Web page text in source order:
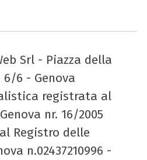
Srl - Piazza della
6 - Genova
registrata al
nr. 16/2005
Registro delle
n.02437210996 -